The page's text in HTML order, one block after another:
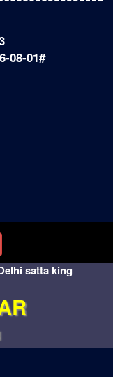
08-01#
satta king